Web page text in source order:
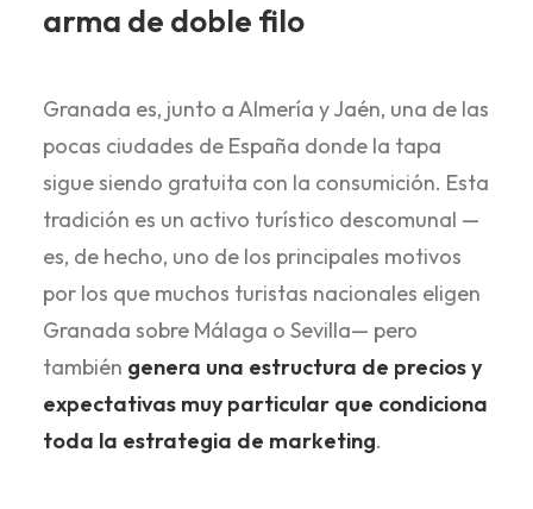
arma de doble filo
Granada es, junto a Almería y Jaén, una de las
pocas ciudades de España donde la tapa
sigue siendo gratuita con la consumición. Esta
tradición es un activo turístico descomunal —
es, de hecho, uno de los principales motivos
por los que muchos turistas nacionales eligen
Granada sobre Málaga o Sevilla— pero
también genera una estructura de precios y
expectativas muy particular que condiciona
toda la estrategia de marketing.